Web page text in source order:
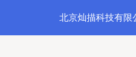
北京灿描科技有限